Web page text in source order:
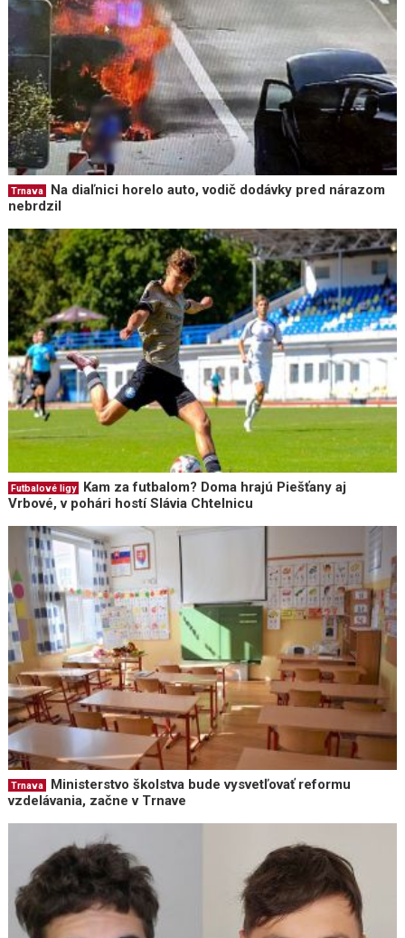
Trnava
Na diaľnici horelo auto, vodič dodávky pred nárazom
nebrdzil
Futbalové ligy
Kam za futbalom? Doma hrajú Piešťany aj
Vrbové, v pohári hostí Slávia Chtelnicu
Trnava
Ministerstvo školstva bude vysvetľovať reformu
vzdelávania, začne v Trnave